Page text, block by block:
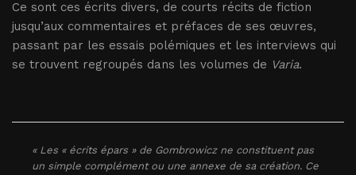
Ce sont ces écrits divers, de courts récits de fiction
jusqu’aux commentaires et préfaces de ses œuvres,
passant par les essais polémiques et les interviews qui
se trouvent regroupés dans les volumes de Varia.
« Les « écrits épars » de Gombrowicz ne constituent pas
un simple complément ou une annexe de sa création. Ce